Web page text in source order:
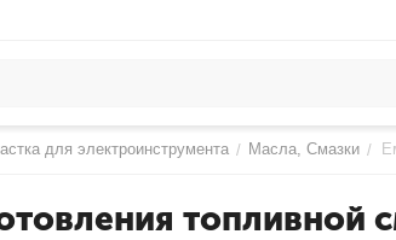
для электроинструмента / Масла, Смазки /
топливной